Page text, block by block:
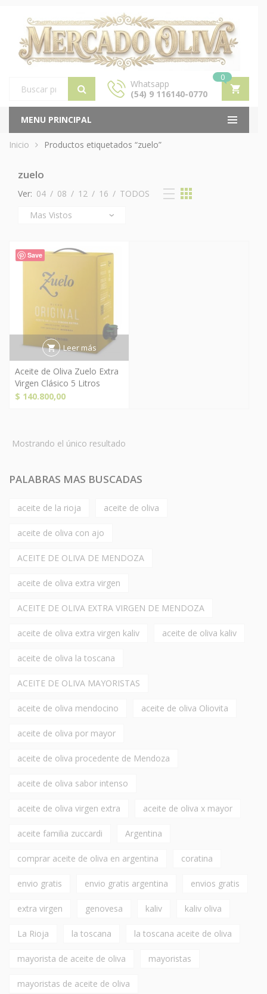
Products
search
Whatsapp
(54) 9 116140-0770
0
MENU PRINCIPAL
Inicio Productos etiquetados “zuelo”
zuelo
Ver: 04 / 08 / 12 / 16 / TODOS
Save
Leer más
Aceite de Oliva Zuelo Extra
Virgen Clásico 5 Litros
$ 140.800,00
Mostrando el único resultado
PALABRAS MAS BUSCADAS
aceite de la rioja aceite de oliva
aceite de oliva con ajo
ACEITE DE OLIVA DE MENDOZA
aceite de oliva extra virgen
ACEITE DE OLIVA EXTRA VIRGEN DE MENDOZA
aceite de oliva extra virgen kaliv aceite de oliva kaliv
aceite de oliva la toscana
ACEITE DE OLIVA MAYORISTAS
aceite de oliva mendocino aceite de oliva Oliovita
aceite de oliva por mayor
aceite de oliva procedente de Mendoza
aceite de oliva sabor intenso
aceite de oliva virgen extra aceite de oliva x mayor
aceite familia zuccardi Argentina
comprar aceite de oliva en argentina coratina
envio gratis envio gratis argentina envios gratis
extra virgen genovesa kaliv kaliv oliva
La Rioja la toscana la toscana aceite de oliva
mayorista de aceite de oliva mayoristas
mayoristas de aceite de oliva